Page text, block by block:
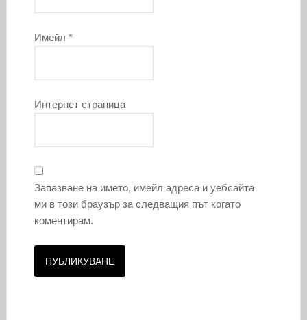
Имейл *
Интернет страница
Запазване на името, имейл адреса и уебсайта
ми в този браузър за следващия път когато
коментирам.